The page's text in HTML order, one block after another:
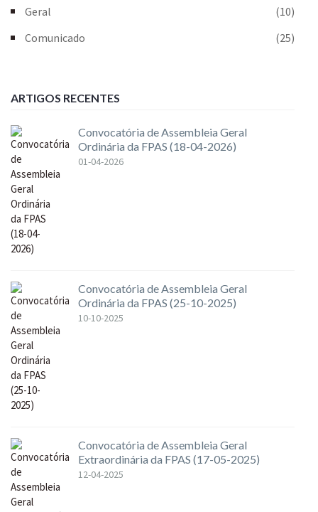
Geral
(10)
Comunicado
(25)
ARTIGOS RECENTES
Convocatória de Assembleia Geral
Ordinária da FPAS (18-04-2026)
01-04-2026
Convocatória de Assembleia Geral
Ordinária da FPAS (25-10-2025)
10-10-2025
Convocatória de Assembleia Geral
Extraordinária da FPAS (17-05-2025)
12-04-2025